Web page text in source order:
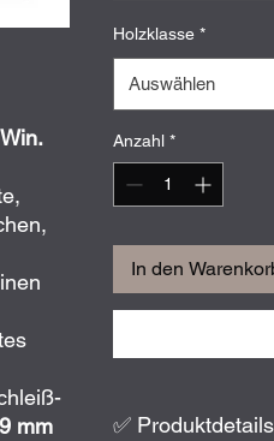
mm
Holzklasse *
Auswählen
Anzahl *
In den
✅ Produktdetails